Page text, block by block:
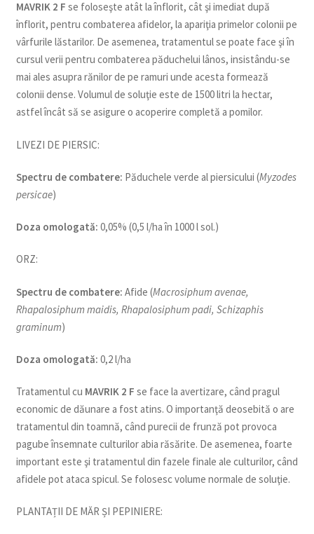
MAVRIK 2 F se foloseşte atât la înflorit, cât şi imediat după
înflorit, pentru combaterea afidelor, la apariţia primelor colonii pe
vârfurile lăstarilor. De asemenea, tratamentul se poate face şi în
cursul verii pentru combaterea păduchelui lânos, insistându-se
mai ales asupra rănilor de pe ramuri unde acesta formează
colonii dense. Volumul de soluţie este de 1500 litri la hectar,
astfel încât să se asigure o acoperire completă a pomilor.
LIVEZI DE PIERSIC:
Spectru de combatere: Păduchele verde al piersicului (Myzodes
persicae)
Doza omologată: 0,05% (0,5 l/ha în 1000 l sol.)
ORZ:
Spectru de combatere: Afide (Macrosiphum avenae,
Rhapalosiphum maidis, Rhapalosiphum padi, Schizaphis
graminum)
Doza omologată: 0,2 l/ha
Tratamentul cu MAVRIK 2 F se face la avertizare, când pragul
economic de dăunare a fost atins. O importanţă deosebită o are
tratamentul din toamnă, când purecii de frunză pot provoca
pagube însemnate culturilor abia răsărite. De asemenea, foarte
important este şi tratamentul din fazele finale ale culturilor, când
afidele pot ataca spicul. Se folosesc volume normale de soluţie.
PLANTAȚII DE MĂR ȘI PEPINIERE: